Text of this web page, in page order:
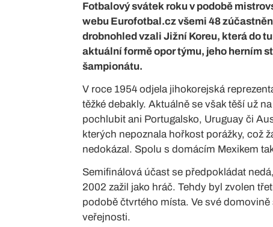
Fotbalový svátek roku v podobě
webu Eurofotbal.cz všemi 48
drobnohled vzali Jižní Koreu, která do
aktuální formě opor týmu, jeho herním
šampionátu.
V roce 1954 odjela jihokorejská
těžké debakly. Aktuálně se však těší už
pochlubit ani Portugalsko, Uruguay či
kterých nepoznala hořkost porážky, což
nedokázal. Spolu s domácím Mexikem
Semifinálová účast se předpokládat
2002 zažil jako hráč. Tehdy byl zvolen
podobě čtvrtého místa. Ve své
veřejnosti.